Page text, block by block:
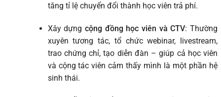
tăng tỉ lệ chuyển đổi thành học viên trả phí.
Xây dựng cộng đồng học viên và CTV: Thường
xuyên tương tác, tổ chức webinar, livestream,
trao chứng chỉ, tạo diễn đàn – giúp cả học viên
và cộng tác viên cảm thấy mình là một phần hệ
sinh thái.